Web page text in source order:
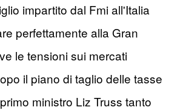
impartito dal Fmi all'Italia
perfettamente alla Gran
le tensioni sui mercati
il piano di taglio delle tasse
ministro Liz Truss tanto